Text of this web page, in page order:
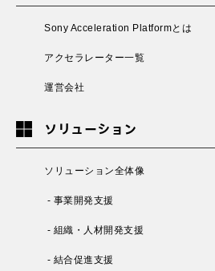
Sony Acceleration Platformとは
アクセラレーター一覧
運営会社
ソリューション
ソリューション全体像
- 事業開発支援
- 組織・人材開発支援
- 結合促進支援